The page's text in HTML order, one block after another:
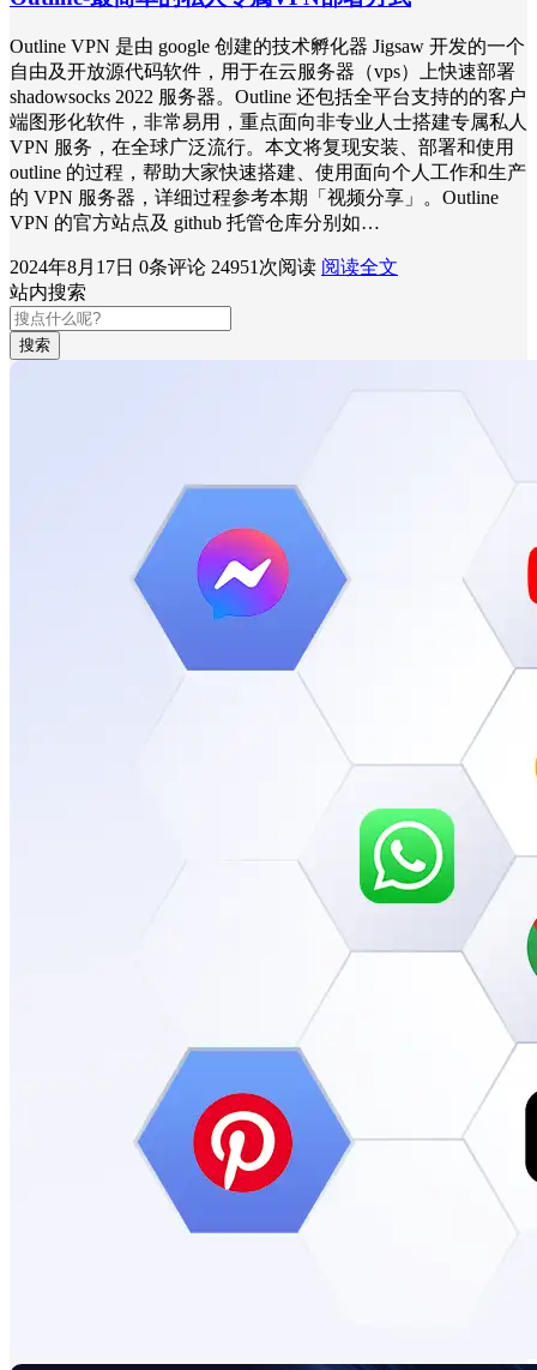
Outline VPN 是由 google 创建的技术孵化器 Jigsaw 开发的一个
自由及开放源代码软件，用于在云服务器（vps）上快速部署
shadowsocks 2022 服务器。Outline 还包括全平台支持的的客户
端图形化软件，非常易用，重点面向非专业人士搭建专属私人
VPN 服务，在全球广泛流行。本文将复现安装、部署和使用
outline 的过程，帮助大家快速搭建、使用面向个人工作和生产
的 VPN 服务器，详细过程参考本期「视频分享」。Outline
VPN 的官方站点及 github 托管仓库分别如…
2024年8月17日 0条评论 24951次阅读 阅读全文
站内搜索
搜索